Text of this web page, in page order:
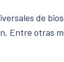
de
Entre otras